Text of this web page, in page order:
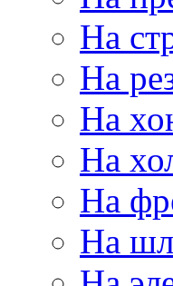
На
На
На
На
На
На